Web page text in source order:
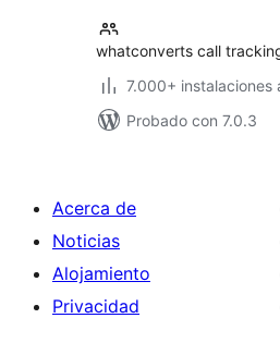
whatconverts call
7.000+ instalaciones
Probado con 7.0.3
Acerca de
Noticias
Alojamiento
Privacidad